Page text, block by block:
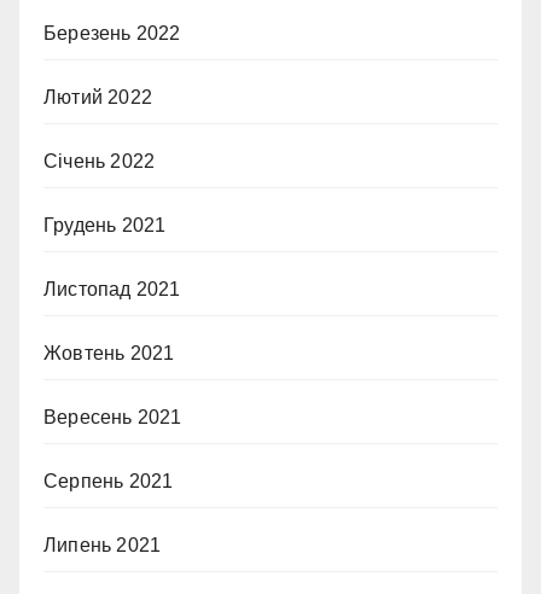
Березень 2022
Лютий 2022
Січень 2022
Грудень 2021
Листопад 2021
Жовтень 2021
Вересень 2021
Серпень 2021
Липень 2021